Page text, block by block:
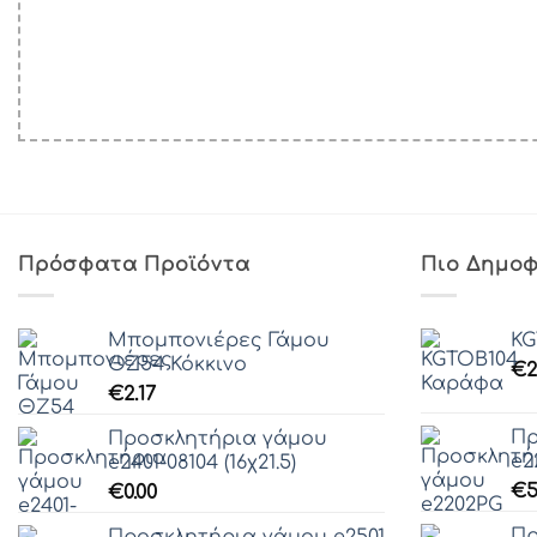
Πρόσφατα Προϊόντα
Μπομπονιέρες Γάμου
ΘZ54 Κόκκινο
€2.17
Προσκλητήρια γάμου
e2401-08104 (16χ21.5)
€0.00
Πιο
€
€